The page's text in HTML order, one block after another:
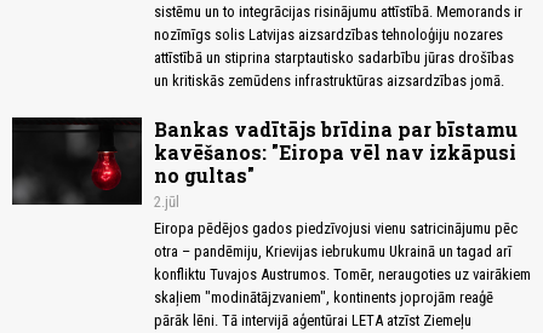
sistēmu un to integrācijas risinājumu attīstībā. Memorands ir
nozīmīgs solis Latvijas aizsardzības tehnoloģiju nozares
attīstībā un stiprina starptautisko sadarbību jūras drošības
un kritiskās zemūdens infrastruktūras aizsardzības jomā.
Bankas vadītājs brīdina par bīstamu
kavēšanos: "Eiropa vēl nav izkāpusi
no gultas"
2.jūl
Eiropa pēdējos gados piedzīvojusi vienu satricinājumu pēc
otra – pandēmiju, Krievijas iebrukumu Ukrainā un tagad arī
konfliktu Tuvajos Austrumos. Tomēr, neraugoties uz vairākiem
skaļiem "modinātājzvaniem", kontinents joprojām reaģē
pārāk lēni. Tā intervijā aģentūrai LETA atzīst Ziemeļu